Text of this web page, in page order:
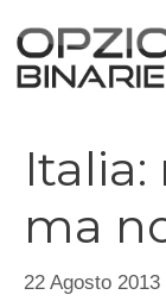
contenuto
Italia:
ma
22 Agosto 2013